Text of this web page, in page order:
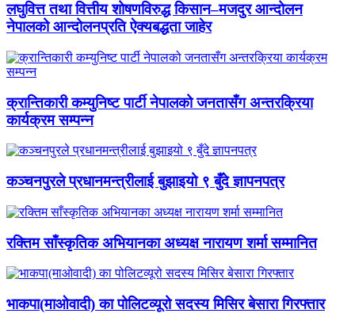
लघुवित्त तथा वित्तीय शोषणविरुद्ध किसान–मजदुर आन्दोलन
नेपालको आन्दोलनप्रति ऐक्यबद्धता जाहेर
क्रान्तिकारी कम्युनिष्ट पार्टी नेपालको जनतासँग अन्तरक्रिया
कार्यक्रम सम्पन्न
कञ्चनपुरले प्रधानमन्त्रीलाई बुझाइयो ९ बुँदे ज्ञापनपत्र
रक्तिम साँस्कृतिक अभियानका अध्यक्ष नारायण शर्मा सम्मानित
भाकपा(माओवादी) का पोलिटव्यूरो सदस्य मिसिर बेसारा गिरफ्तार